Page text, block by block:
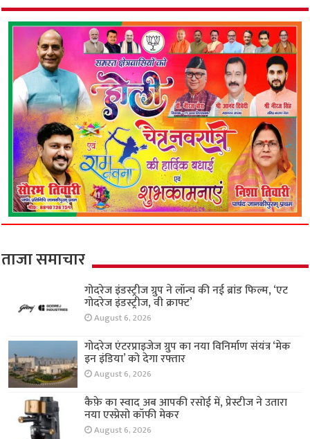
ताजा समाचार
गोदरेज इंडस्ट्रीज ग्रुप ने लॉन्च की नई ब्रांड फिल्म, ‘एट
गोदरेज इंडस्ट्रीज, वी क्राफ्ट’
August 6, 2026
गोदरेज एंटरप्राइजेज ग्रुप का नया विनिर्माण संयंत्र ‘मेक
इन इंडिया’ को देगा रफ्तार
August 6, 2026
कैफ़े का स्वाद अब आपकी रसोई में, प्रेस्टीज ने उतारा
नया एस्प्रेसो कॉफी मेकर
August 6, 2026